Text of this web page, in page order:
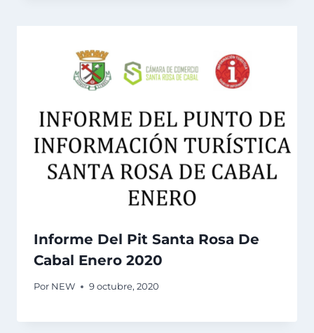
Informe Del Pit Santa Rosa De
Cabal Enero 2020
Por NEW 9 octubre, 2020